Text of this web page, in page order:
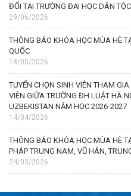
ĐỔI TẠI TRƯỜNG ĐẠI HỌC DÂN
29/06/2026
THÔNG BÁO KHÓA HỌC MÙA HÈ
QUỐC
18/05/2026
TUYỂN CHỌN SINH VIÊN THAM
VIÊN GIỮA TRƯỜNG ĐH LUẬT HÀ
UZBEKISTAN NĂM HỌC 2026-2027
14/04/2026
THÔNG BÁO KHÓA HỌC MÙA HÈ
PHÁP TRUNG NAM, VŨ HÁN,
24/03/2026